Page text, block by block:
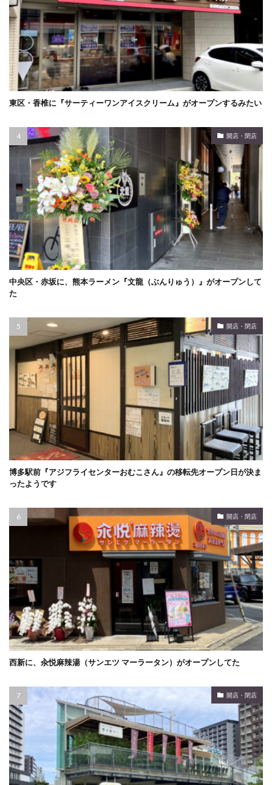
東区・香椎に『サーティーワンアイスクリーム』がオープンするみたい
開店・閉店
中央区・赤坂に、熊本ラーメン『文龍（ぶんりゅう）』がオープンして
た
開店・閉店
博多駅前『アジフライセンターおむこさん』の移転先オープン日が決ま
ったようです
開店・閉店
西新に、汆悦麻辣湯（サンエツ マーラータン）がオープンしてた
開店・閉店